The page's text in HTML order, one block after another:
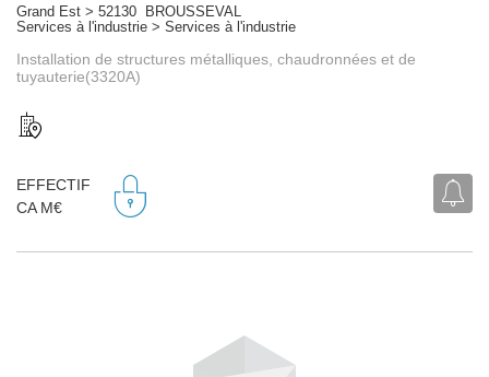
Grand Est > 52130 BROUSSEVAL
Services à l'industrie > Services à l'industrie
Installation de structures métalliques, chaudronnées et de
tuyauterie(3320A)
EFFECTIF
CA M€